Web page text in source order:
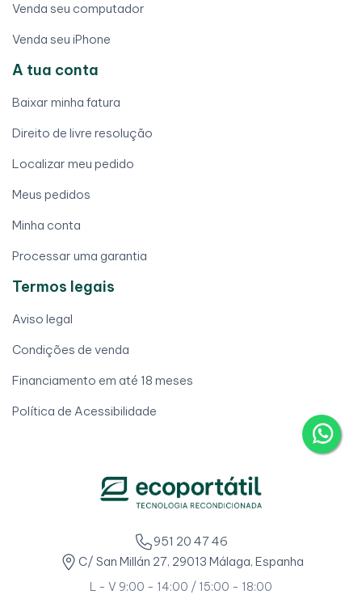
Venda seu computador
Venda seu iPhone
A tua conta
Baixar minha fatura
Direito de livre resolução
Localizar meu pedido
Meus pedidos
Minha conta
Processar uma garantia
Termos legais
Aviso legal
Condições de venda
Financiamento em até 18 meses
Política de Acessibilidade
951 20 47 46
C/ San Millán 27, 29013 Málaga, Espanha
L - V 9:00 - 14:00 / 15:00 - 18:00